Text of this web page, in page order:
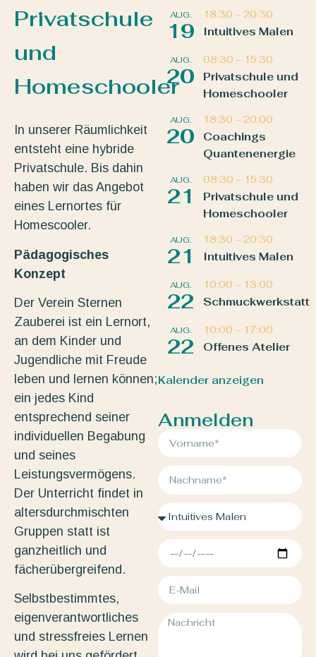
Privatschule
und
Homeschooler
In unserer Räumlichkeit
entsteht eine hybride
Privatschule. Bis dahin
haben wir das Angebot
eines Lernortes für
Homescooler.
Pädagogisches
Konzept
Der Verein Sternen
Zauberei ist ein Lernort,
an dem Kinder und
Jugendliche mit Freude
leben und lernen können;
ein jedes Kind
entsprechend seiner
individuellen Begabung
und seines
Leistungsvermögens.
Der Unterricht findet in
altersdurchmischten
Gruppen statt ist
ganzheitlich und
fächerübergreifend.
Selbstbestimmtes,
eigenverantwortliches
und stressfreies Lernen
AUG.
19
18:30 – 20:30
Intuitives Malen
AUG.
20
08:30 – 15:30
Privatschule und
Homeschooler
AUG.
20
18:30 – 20:00
Coachings
Quantenenergie
AUG.
21
08:30 – 15:30
Privatschule und
Homeschooler
AUG.
21
18:30 – 20:30
Intuitives Malen
AUG.
22
10:00 – 13:00
Schmuckwerkstatt
AUG.
22
10:00 – 17:00
Offenes Atelier
Kalender anzeigen
Anmelden